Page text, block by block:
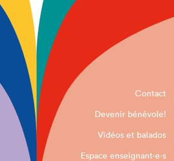
Contact
Devenir bénévole!
Vidéos et balados
Espace enseignant·e⋅s